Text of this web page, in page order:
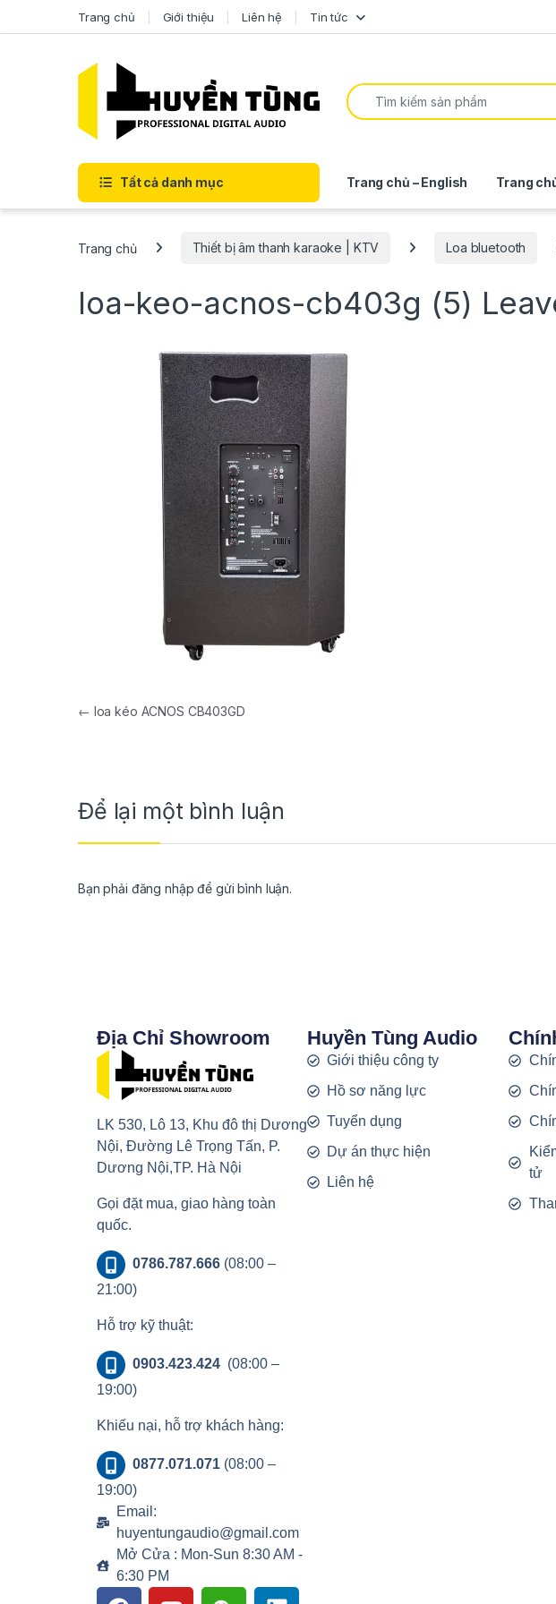
Trang chủ Giới thiệu Liên hệ Tin tức
Tất cả danh mục Trang chủ – English Trang
Trang chủ Thiết bị âm thanh karaoke | KTV Loa bluetooth
loa-keo-acnos-cb403g (5)
← loa kéo ACNOS CB403GD
Để lại một bình luận
Bạn phải đăng nhập để gửi bình luận.
Địa Chỉ Showroom
LK 530, Lô 13, Khu đô thị Dương
Nội, Đường Lê Trọng Tấn, P.
Dương Nội,TP. Hà Nội
Gọi đặt mua, giao hàng toàn
quốc.
0786.787.666(08:00 –
21:00)
Hỗ trợ kỹ thuật:
0903.423.424 (08:00 –
19:00)
Khiếu nại, hỗ trợ khách hàng:
0877.071.071(08:00 –
19:00)
Email:
huyentungaudio@gmail.com
Mở Cửa : Mon-Sun 8:30 AM -
6:30 PM
Huyền Tùng Audio
Giới thiệu công ty
Hồ sơ năng lực
Tuyển dụng
Dự án thực hiện
Liên hệ
tử